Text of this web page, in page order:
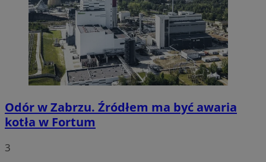
Odór w Zabrzu. Źródłem ma być awaria
kotła w Fortum
3